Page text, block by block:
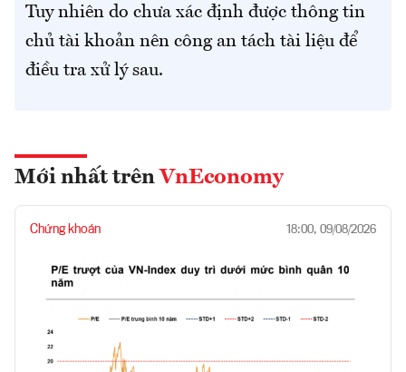
Tuy nhiên do chưa xác định được thông tin
chủ tài khoản nên công an tách tài liệu để
điều tra xử lý sau.
Mới nhất trên VnEconomy
Chứng khoán 18:00, 09/08/2026